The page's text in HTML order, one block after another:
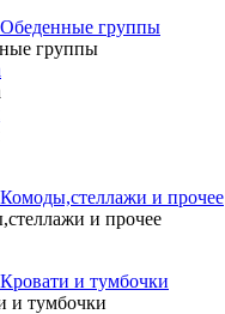
Обеденные группы
группы
Комоды,стеллажи и прочее
и прочее
Кровати и тумбочки
и тумбочки